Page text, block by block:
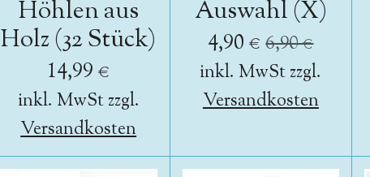
Höhlen aus
Holz (32 Stück)
14,99 €
inkl. MwSt zzgl.
Versandkosten
Auswahl (X)
4,90 € 6,90 €
inkl. MwSt zzgl.
Versandkosten